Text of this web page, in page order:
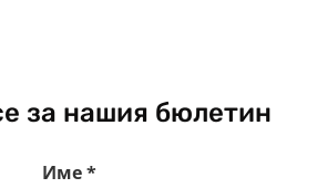
за нашия бюлетин
Име*